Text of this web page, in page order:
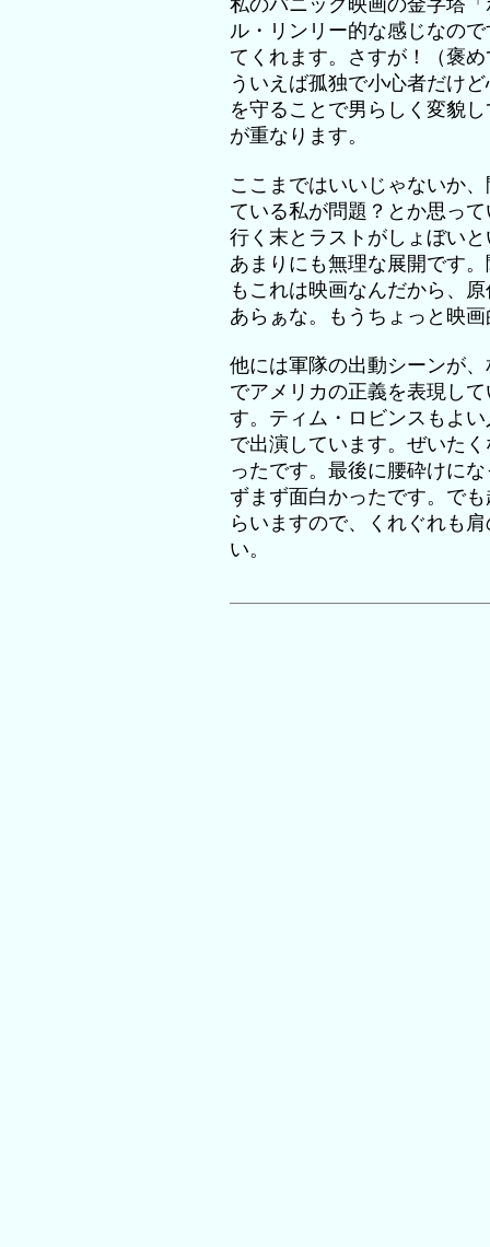
私のパニック映画の金字塔
ル・リンリー的な感じなの
てくれます。さすが！（褒
ういえば孤独で小心者だけ
を守ることで男らしく変貌
が重なります。
ここまではいいじゃないか
ている私が問題？とか思っ
行く末とラストがしょぼい
あまりにも無理な展開です
もこれは映画なんだから、
あらぁな。もうちょっと映
他には軍隊の出動シーンが
でアメリカの正義を表現し
す。ティム・ロビンスもよ
で出演しています。ぜいた
ったです。最後に腰砕けに
ずまず面白かったです。で
らいますので、くれぐれも
い。